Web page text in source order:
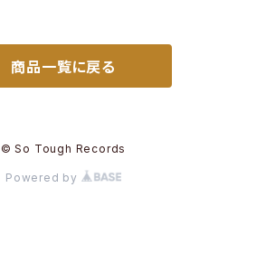
商品一覧に戻る
© So Tough Records
Powered by